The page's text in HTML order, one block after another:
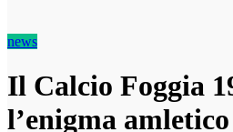
news
Il Calcio Foggia
l’enigma amletico